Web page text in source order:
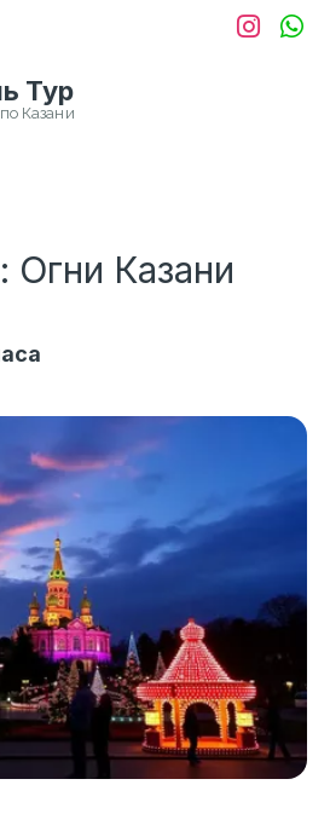
Тур
Огни Казани